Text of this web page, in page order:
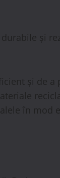
și
și de a
în mod